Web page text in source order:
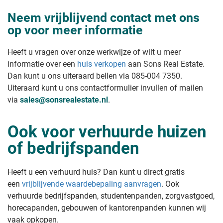
Huis snel verkopen na aankoop
Huis in onverdeeldheid verkopen
Huis verkopen met lopende
rechtszaak
Appartement zonder vve verkopen
Huis verkopen waar beslag op ligt
Huis verkopen als je al een koper
hebt
Huis verkopen type
Nieuwbouwhuis verkopen
Flat verkopen
Koophuis verkopen
Woonhuis verkopen
Herenhuis verkopen
Appartement verkopen
Nieuw huis kopen oude verkopen
Oud huis verkopen
Pakhuis verkopen
Wat is de verkoopwaarde van mijn
huis?
verkopen?
verkoop
Waarde oud huis met achterstallig
onderhoud
Hoeveel is mijn huis minder waard
in verhuurde staat?
Huis verkopen aan kind onder de
waarde
Tips & stappenplan
Stappenplan huis verkopen
Huis verkopen tips
Huis sneller verkopen
Neem vrijblijvend contact met ons
op voor meer informatie
Heeft u vragen over onze werkwijze of wilt u meer
informatie over een huis verkopen aan Sons Real Estate.
Dan kunt u ons uiteraard bellen via 085-004 7350.
Uiteraard kunt u ons contactformulier invullen of mailen
via sales@sonsrealestate.nl .
Ook voor verhuurde huizen
of bedrijfspanden
Heeft u een verhuurd huis? Dan kunt u direct gratis
een vrijblijvende waardebepaling aanvragen. Ook
verhuurde bedrijfspanden, studentenpanden, zorgvastgoed,
horecapanden, gebouwen of kantorenpanden kunnen wij
vaak opkopen.